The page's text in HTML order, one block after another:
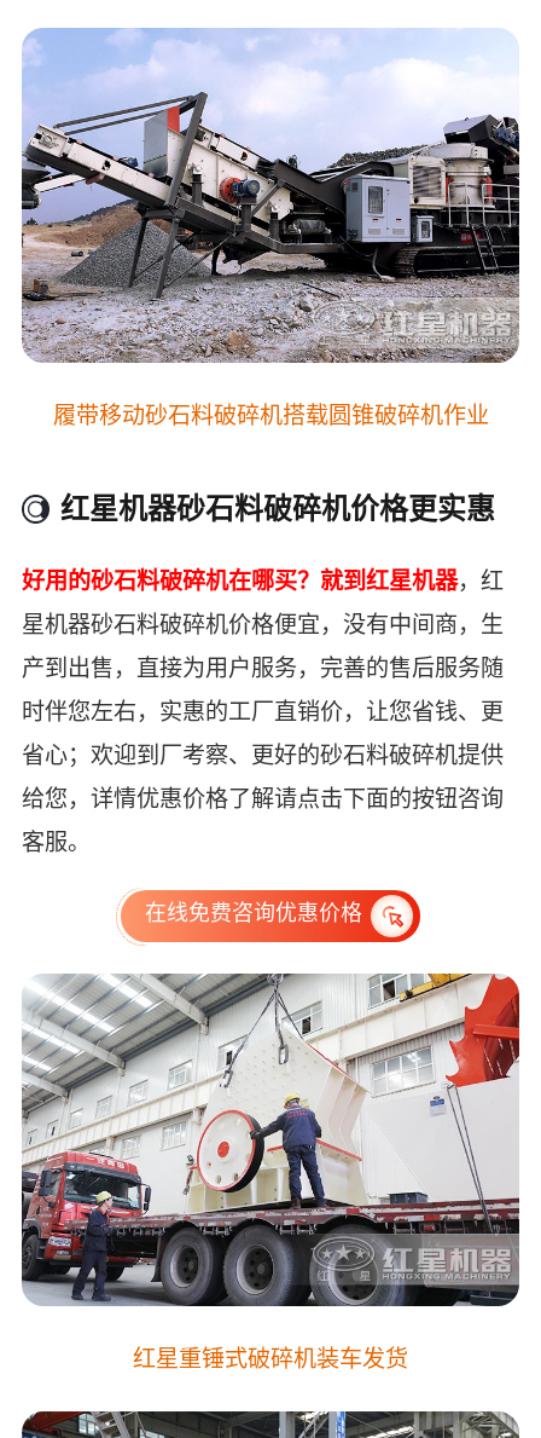
履带移动砂石料破碎机搭载圆锥破碎机作业
红星机器砂石料破碎机价格更实惠
好用的砂石料破碎机在哪买？就到红星机器，红
星机器砂石料破碎机价格便宜，没有中间商，生
产到出售，直接为用户服务，完善的售后服务随
时伴您左右，实惠的工厂直销价，让您省钱、更
省心；欢迎到厂考察、更好的砂石料破碎机提供
给您，详情优惠价格了解请点击下面的按钮咨询
客服。
在线免费咨询优惠价格
红星重锤式破碎机装车发货